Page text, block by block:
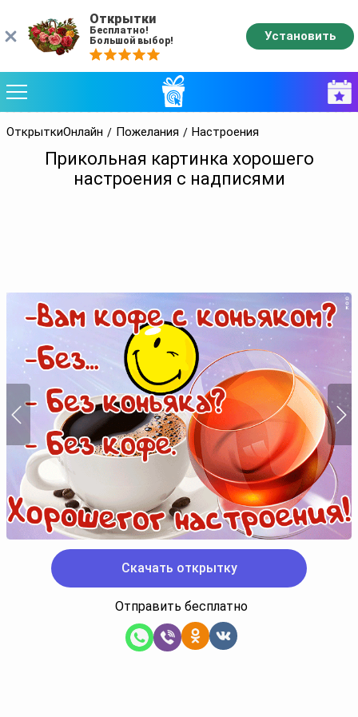
ОткрыткиОнлайн Пожелания Настроения
Прикольная картинка хорошего
настроения с надписями
Скачать открытку
Отправить бесплатно
Открытки
Бесплатно!
Большой выбор!
Установить